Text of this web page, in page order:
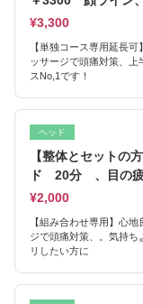
¥3,300
【単独コース専用延長
ッサージで頭痛対策、
スNo,1です！
ヘッド
【整体とセットの
ド 20分 、目の疲
¥2,000
【組み合わせ専用】心
ジで頭痛対策、。気持ち
リしたい方に